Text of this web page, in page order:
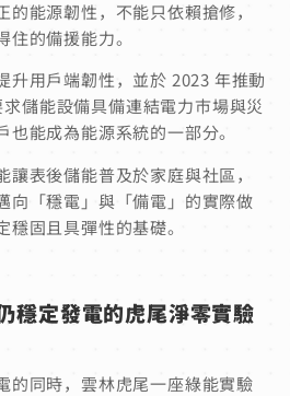
能源韌性，不能只依賴搶修，
的備援能力。
升用戶端韌性，並於 2023 年推動
求儲能設備具備連結電力市場與災
能成為能源系統的一部分。
表後儲能普及於家庭與社區，
向「穩電」與「備電」的實際做
固且具彈性的基礎。
穩定發電的虎尾淨零實驗
的同時，雲林虎尾一座綠能實驗